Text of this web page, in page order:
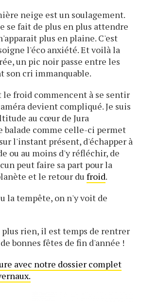
neige est un soulagement.
se fait de plus en plus attendre
plus en plaine. C'est
l'éco anxiété. Et voilà la
un pic noir passe entre les
son cri immanquable.
le froid commencent à se sentir
devient compliqué. Je suis
au cœur de Jura
balade comme celle-ci permet
l'instant présent, d'échapper à
ou au moins d'y réfléchir, de
peut faire sa part pour la
et le retour du froid.
la tempête, on n'y voit de
rien, il est temps de rentrer
bonnes fêtes de fin d'année !
avec notre dossier complet